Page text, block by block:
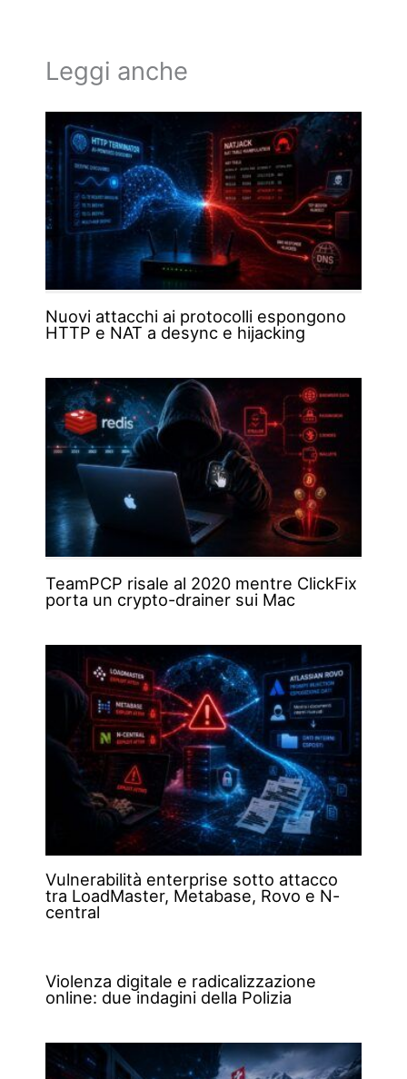
Leggi anche
Nuovi attacchi ai protocolli espongono
HTTP e NAT a desync e hijacking
TeamPCP risale al 2020 mentre ClickFix
porta un crypto-drainer sui Mac
Vulnerabilità enterprise sotto attacco
tra LoadMaster, Metabase, Rovo e N-
central
Violenza digitale e radicalizzazione
online: due indagini della Polizia